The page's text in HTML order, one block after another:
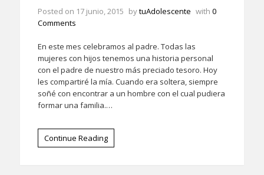
Posted on 17 junio, 2015 bytuAdolescente with 0
Comments
En este mes celebramos al padre. Todas las
mujeres con hijos tenemos una historia personal
con el padre de nuestro más preciado tesoro. Hoy
les compartiré la mía. Cuando era soltera, siempre
soñé con encontrar a un hombre con el cual pudiera
formar una familia.…
Continue Reading